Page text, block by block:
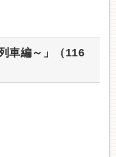
車編～」（116